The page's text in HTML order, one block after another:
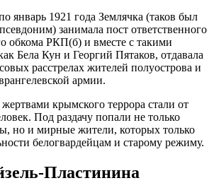
январь 1921 года Землячка (таков был
занимала пост ответственного
обкома РКП(б) и вместе с такими
Бела Кун и Георгий Пятаков, отдавала
расстрелах жителей полуострова и
армии.
крымского террора стали от
Под раздачу попали не только
но и мирные жители, которых только
белогвардейцам и старому режиму.
Пластинина